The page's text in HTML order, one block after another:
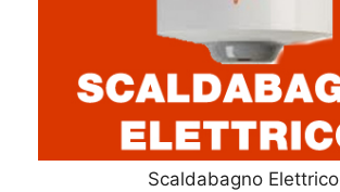
Scaldabagno Elettrico